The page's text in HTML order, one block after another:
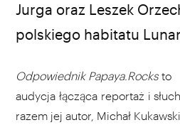
Jurga oraz Leszek
polskiego habitatu
Odpowiednik Papaya.Rocksto
audycja łącząca reportaż i
razem jej autor, Michał